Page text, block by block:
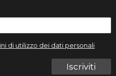
Iscriviti
di utilizzo dei dati personali